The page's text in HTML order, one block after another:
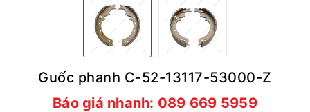
Guốc phanh C-52-13117-53000-Z
Báo giá nhanh: 089 669 5959